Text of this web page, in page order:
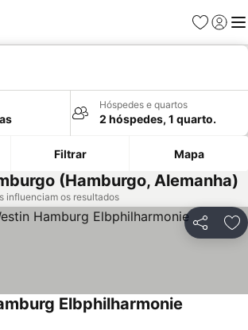
Favoritos
Iniciar
Hóspedes e quartos
2 hóspedes, 1 quarto.
Filtrar Mapa
(Hamburgo, Alemanha)
influenciam os resultados
Partilhar
Elbphilharmonie